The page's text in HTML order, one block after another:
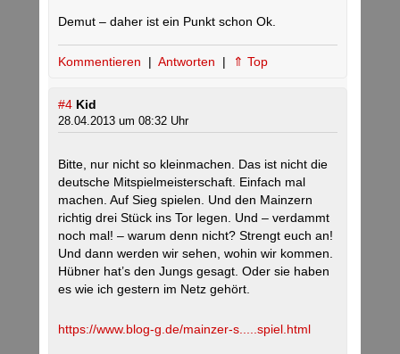
Demut – daher ist ein Punkt schon Ok.
Kommentieren | Antworten | ⇑ Top
#4 Kid
28.04.2013 um 08:32 Uhr
Bitte, nur nicht so kleinmachen. Das ist nicht die
deutsche Mitspielmeisterschaft. Einfach mal
machen. Auf Sieg spielen. Und den Mainzern
richtig drei Stück ins Tor legen. Und – verdammt
noch mal! – warum denn nicht? Strengt euch an!
Und dann werden wir sehen, wohin wir kommen.
Hübner hat’s den Jungs gesagt. Oder sie haben
es wie ich gestern im Netz gehört.
https://www.blog-g.de/mainzer-s.....spiel.html